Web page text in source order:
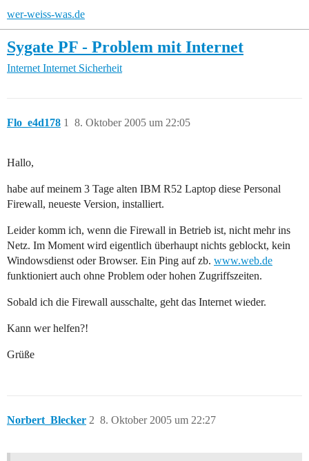
wer-weiss-was.de
Sygate PF - Problem mit Internet
Internet Internet Sicherheit
Flo_e4d178 8. Oktober 2005 um 22:05
1
Hallo,
habe auf meinem 3 Tage alten IBM R52 Laptop diese Personal
Firewall, neueste Version, installiert.
Leider komm ich, wenn die Firewall in Betrieb ist, nicht mehr ins
Netz. Im Moment wird eigentlich überhaupt nichts geblockt, kein
Windowsdienst oder Browser. Ein Ping auf zb. www.web.de
funktioniert auch ohne Problem oder hohen Zugriffszeiten.
Sobald ich die Firewall ausschalte, geht das Internet wieder.
Kann wer helfen?!
Grüße
Norbert_Blecker 8. Oktober 2005 um 22:27
2